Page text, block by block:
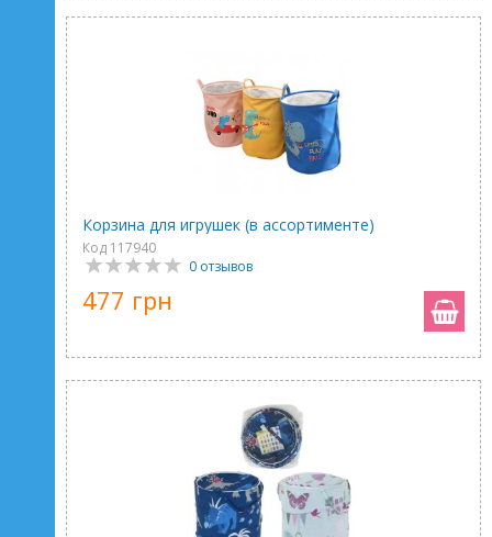
Корзина для игрушек (в ассортименте)
Код 117940
0 отзывов
477 грн